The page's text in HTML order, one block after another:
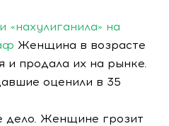
«нахулиганила» на
Женщина в возрасте
и продала их на рынке.
оценили в 35
дело. Женщине грозит